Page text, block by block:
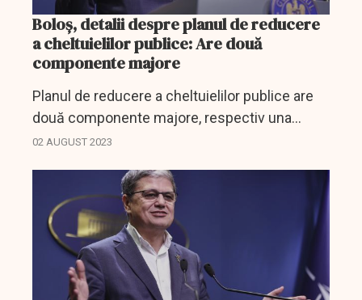
Boloş, detalii despre planul de reducere
a cheltuielilor publice: Are două
componente majore
Planul de reducere a cheltuielilor publice are
două componente majore, respectiv una
legată de performanţă şi a doua de disciplina
măsurile sunt...
02 AUGUST 2023